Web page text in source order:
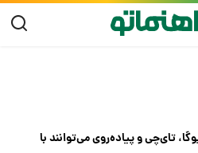
تای‌چی و پیاده‌روی می‌توانند با